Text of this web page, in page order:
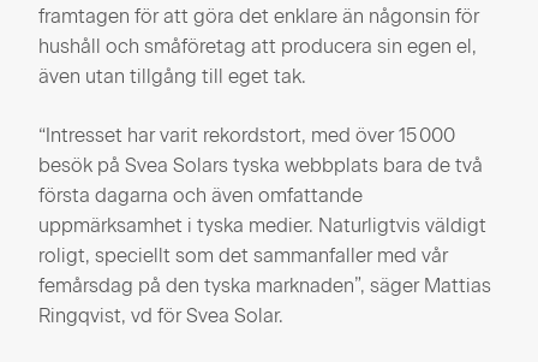
framtagen för att göra det enklare än någonsin för
hushåll och småföretag att producera sin egen el,
även utan tillgång till eget tak.
“Intresset har varit rekordstort, med över 15 000
besök på Svea Solars tyska webbplats bara de två
första dagarna och även omfattande
uppmärksamhet i tyska medier. Naturligtvis väldigt
roligt, speciellt som det sammanfaller med vår
femårsdag på den tyska marknaden”, säger Mattias
Ringqvist, vd för Svea Solar.